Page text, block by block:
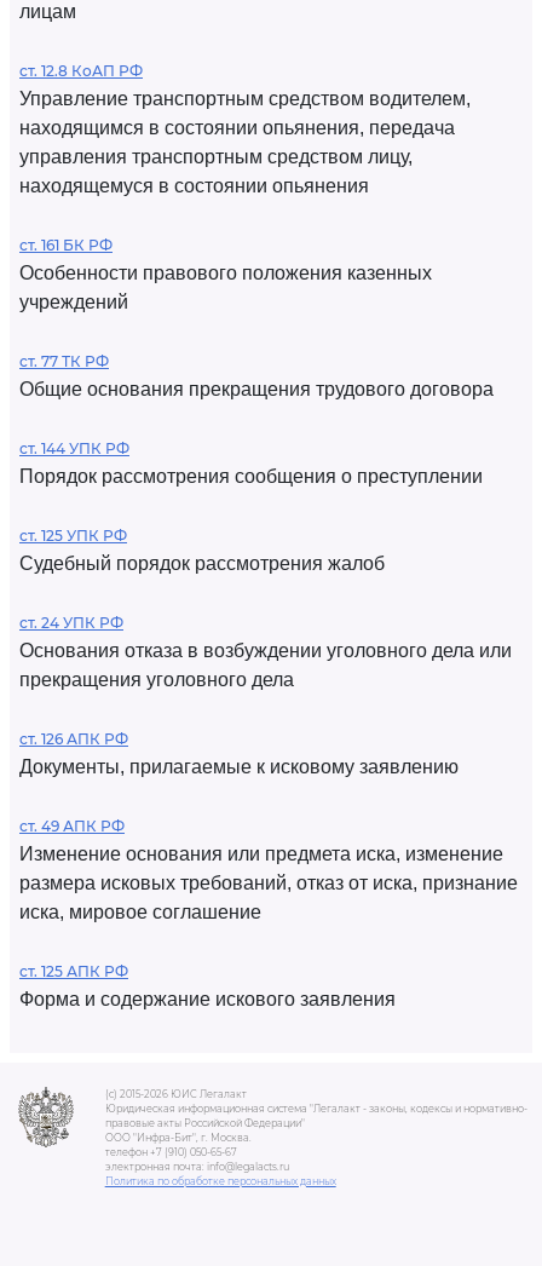
лицам
ст. 12.8 КоАП РФ
Управление транспортным средством водителем,
находящимся в состоянии опьянения, передача
управления транспортным средством лицу,
находящемуся в состоянии опьянения
ст. 161 БК РФ
Особенности правового положения казенных
учреждений
ст. 77 ТК РФ
Общие основания прекращения трудового договора
ст. 144 УПК РФ
Порядок рассмотрения сообщения о преступлении
ст. 125 УПК РФ
Судебный порядок рассмотрения жалоб
ст. 24 УПК РФ
Основания отказа в возбуждении уголовного дела или
прекращения уголовного дела
ст. 126 АПК РФ
Документы, прилагаемые к исковому заявлению
ст. 49 АПК РФ
Изменение основания или предмета иска, изменение
размера исковых требований, отказ от иска, признание
иска, мировое соглашение
ст. 125 АПК РФ
Форма и содержание искового заявления
(c) 2015-2026 ЮИС Легалакт
Юридическая информационная система "Легалакт - законы, кодексы и нормативно-
правовые акты Российской Федерации"
ООО "Инфра-Бит", г. Москва.
телефон +7 (910) 050-65-67
электронная почта: info@legalacts.ru
Политика по обработке персональных данных